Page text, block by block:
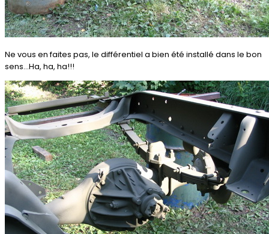
Ne vous en faites pas, le différentiel a bien été installé dans le bon
sens...Ha, ha, ha!!!